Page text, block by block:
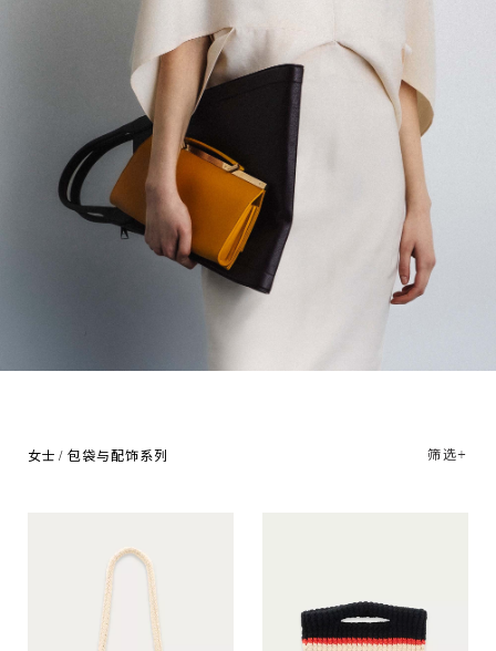
女士 包袋与配饰系列 筛选+